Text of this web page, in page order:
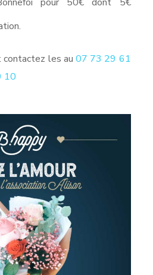
contactez les au 07 73 29 61
10